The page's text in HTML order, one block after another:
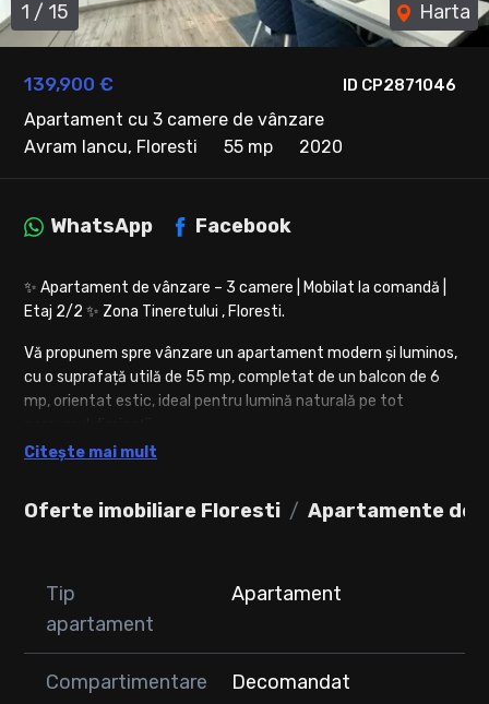
ID CP2871046
139,900 €
Apartament cu 3 camere de vânzare
Avram Iancu, Floresti
55 mp 2020
1 / 15 Harta
Oferte imobiliare Floresti Apartamente de
WhatsApp Facebook
✨ Apartament de vânzare – 3 camere | Mobilat la comandă |
Etaj 2/2 ✨ Zona Tineretului , Floresti.
Vă propunem spre vânzare un apartament modern și luminos,
cu o suprafață utilă de 55 mp, completat de un balcon de 6
mp, orientat estic, ideal pentru lumină naturală pe tot
🏠 Compartimentare:
• Living cu bucătărie open-space
• Balcon de 6 mp
✔️ Apartamentul se vinde complet mobilat și utilat, cu mobilă
realizată la comandă, oferind un plus de funcționalitate și
estetică.
Citește mai mult
Tip
apartament
Apartament
Compartimentare Decomandat